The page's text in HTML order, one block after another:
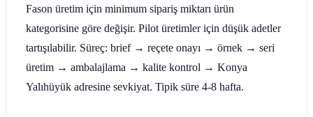
Fason üretim için minimum sipariş miktarı ürün
kategorisine göre değişir. Pilot üretimler için düşük adetler
tartışılabilir. Süreç: brief → reçete onayı → örnek → seri
üretim → ambalajlama → kalite kontrol → Konya
Yalıhüyük adresine sevkiyat. Tipik süre 4-8 hafta.